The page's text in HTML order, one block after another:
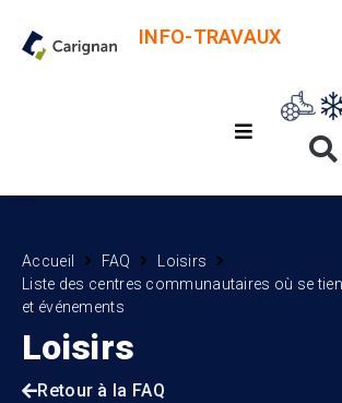
INFO-TRAVAUX
Accueil FAQ
Loisirs
Liste des centres communautaires où se
et événements
Loisirs
Retour à la FAQ